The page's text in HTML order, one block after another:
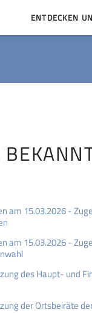
ENTDECKEN
am 15.03.2026 -
am 15.03.2026 -
des Haupt- und
der Ortsbeiräte